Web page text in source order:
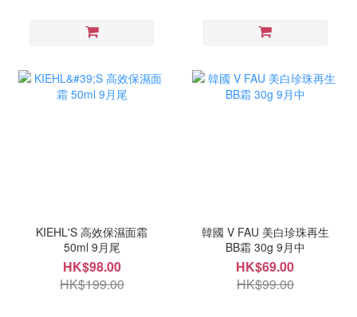
KIEHL'S 高效保濕面霜
50ml 9月尾
HK$98.00
HK$199.00
韓國 V FAU 美白珍珠再生
BB霜 30g 9月中
HK$69.00
HK$99.00